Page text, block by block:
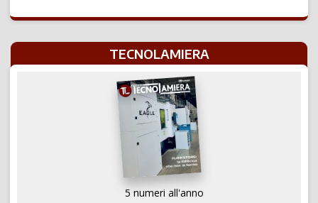
TECNOLAMIERA
5 numeri all'anno